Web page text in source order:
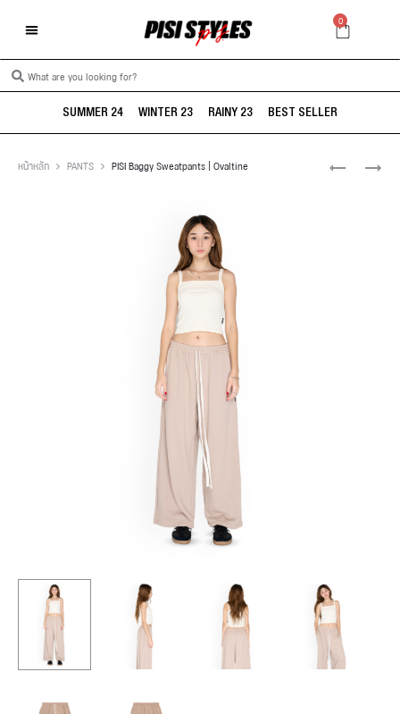
0
SUMMER 24 WINTER 23 RAINY 23 BEST SELLER
หน้าหลัก PANTS PISI Baggy Sweatpants | Ovaltine